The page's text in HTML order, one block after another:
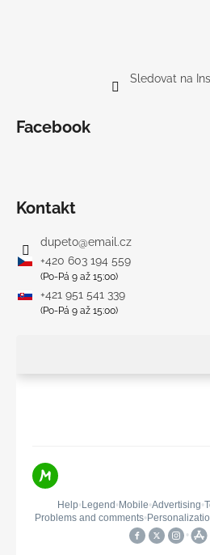
Sledovat na
Facebook
Kontakt
dupeto@email.cz
+420 603 194 559
(Po-Pá 9 až 15:00)
+421 951 541 339
(Po-Pá 9 až 15:00)